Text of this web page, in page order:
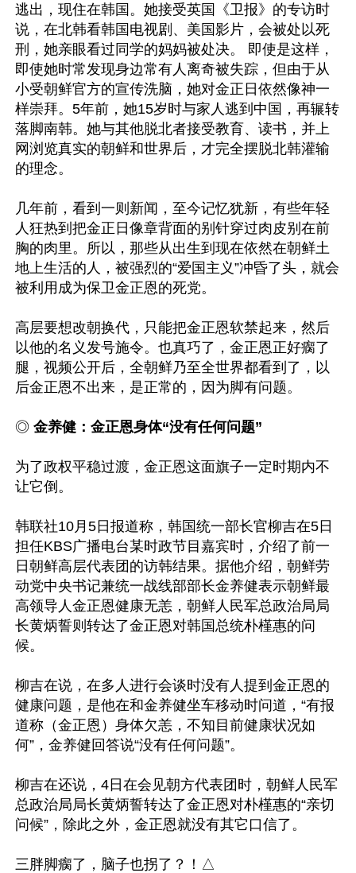
逃出，现住在韩国。她接受英国《卫报》的专访时
说，在北韩看韩国电视剧、美国影片，会被处以死
刑，她亲眼看过同学的妈妈被处决。 即使是这样，
即使她时常发现身边常有人离奇被失踪，但由于从
小受朝鲜官方的宣传洗脑，她对金正日依然像神一
样崇拜。5年前，她15岁时与家人逃到中国，再辗转
落脚南韩。她与其他脱北者接受教育、读书，并上
网浏览真实的朝鲜和世界后，才完全摆脱北韩灌输
的理念。
几年前，看到一则新闻，至今记忆犹新，有些年轻
人狂热到把金正日像章背面的别针穿过肉皮别在前
胸的肉里。所以，那些从出生到现在依然在朝鲜土
地上生活的人，被强烈的“爱国主义”冲昏了头，就会
被利用成为保卫金正恩的死党。
高层要想改朝换代，只能把金正恩软禁起来，然后
以他的名义发号施令。也真巧了，金正恩正好瘸了
腿，视频公开后，全朝鲜乃至全世界都看到了，以
后金正恩不出来，是正常的，因为脚有问题。
◎ 金养健：金正恩身体“没有任何问题”
为了政权平稳过渡，金正恩这面旗子一定时期内不
让它倒。
韩联社10月5日报道称，韩国统一部长官柳吉在5日
担任KBS广播电台某时政节目嘉宾时，介绍了前一
日朝鲜高层代表团的访韩结果。据他介绍，朝鲜劳
动党中央书记兼统一战线部部长金养健表示朝鲜最
高领导人金正恩健康无恙，朝鲜人民军总政治局局
长黄炳誓则转达了金正恩对韩国总统朴槿惠的问
候。
柳吉在说，在多人进行会谈时没有人提到金正恩的
健康问题，是他在和金养健坐车移动时问道，“有报
道称（金正恩）身体欠恙，不知目前健康状况如
何”，金养健回答说“没有任何问题”。
柳吉在还说，4日在会见朝方代表团时，朝鲜人民军
总政治局局长黄炳誓转达了金正恩对朴槿惠的“亲切
问候”，除此之外，金正恩就没有其它口信了。
三胖脚瘸了，脑子也拐了？！△